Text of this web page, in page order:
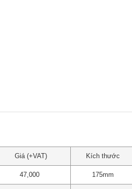
Giá (+VAT) Kích thước
47,000 175mm